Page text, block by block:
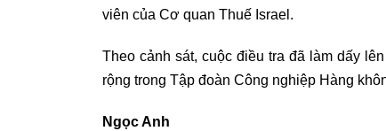
viên của Cơ quan Thuế Israel.
Theo cảnh sát, cuộc điều tra đã làm dấy
rộng trong Tập đoàn Công nghiệp Hàng
Ngọc Anh